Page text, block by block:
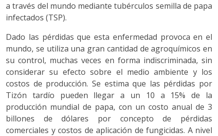
a través del mundo mediante tubérculos semilla de papa
infectados (TSP).
Dado las pérdidas que esta enfermedad provoca en el
mundo, se utiliza una gran cantidad de agroquímicos en
su control, muchas veces en forma indiscriminada, sin
considerar su efecto sobre el medio ambiente y los
costos de producción. Se estima que las pérdidas por
Tizón tardío pueden llegar a un 10 a 15% de la
producción mundial de papa, con un costo anual de 3
billones de dólares por concepto de pérdidas
comerciales y costos de aplicación de fungicidas. A nivel